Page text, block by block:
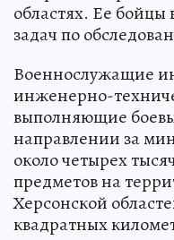
областях. Ее
задач по
Военнослужащие
инженерно-
выполняющие
направлении за
около четырех
предметов на
Херсонской
квадратных